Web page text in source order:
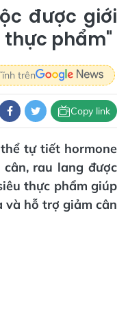
được giới
thực phẩm"
trên
Copy link
tự tiết hormone
rau lang được
thực phẩm giúp
và hỗ trợ giảm cân